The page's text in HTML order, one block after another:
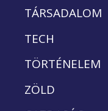
TÁRSADALOM
TECH
TÖRTÉNELEM
ZÖLD